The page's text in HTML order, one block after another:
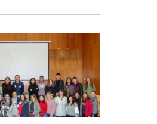
no Japão e
para debate